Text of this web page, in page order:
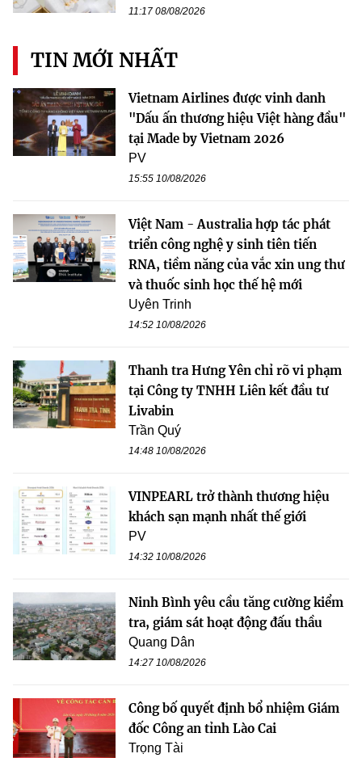
11:17 08/08/2026
TIN MỚI NHẤT
Vietnam Airlines được vinh danh
"Dấu ấn thương hiệu Việt hàng đầu"
tại Made by Vietnam 2026
PV
15:55 10/08/2026
Việt Nam - Australia hợp tác phát
triển công nghệ y sinh tiên tiến
RNA, tiềm năng của vắc xin ung thư
và thuốc sinh học thế hệ mới
Uyên Trinh
14:52 10/08/2026
Thanh tra Hưng Yên chỉ rõ vi phạm
tại Công ty TNHH Liên kết đầu tư
Livabin
Trần Quý
14:48 10/08/2026
VINPEARL trở thành thương hiệu
khách sạn mạnh nhất thế giới
PV
14:32 10/08/2026
Ninh Bình yêu cầu tăng cường kiểm
tra, giám sát hoạt động đấu thầu
Quang Dân
14:27 10/08/2026
Công bố quyết định bổ nhiệm Giám
đốc Công an tỉnh Lào Cai
Trọng Tài